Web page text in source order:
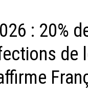
: 20%
de